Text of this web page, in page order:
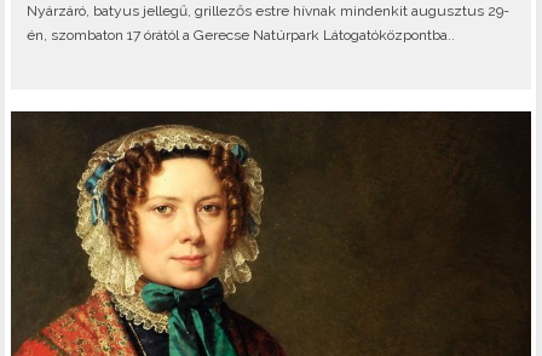
Nyárzáró, batyus jellegű, grillezős estre hívnak mindenkit augusztus 29-
én, szombaton 17 órától a Gerecse Natúrpark Látogatóközpontba..